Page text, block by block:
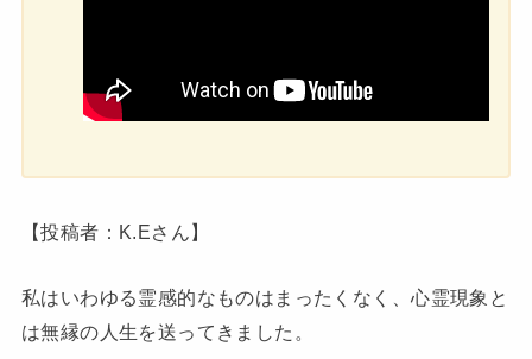
【投稿者：K.Eさん】
私はいわゆる霊感的なものはまったくなく、心霊現象と
は無縁の人生を送ってきました。